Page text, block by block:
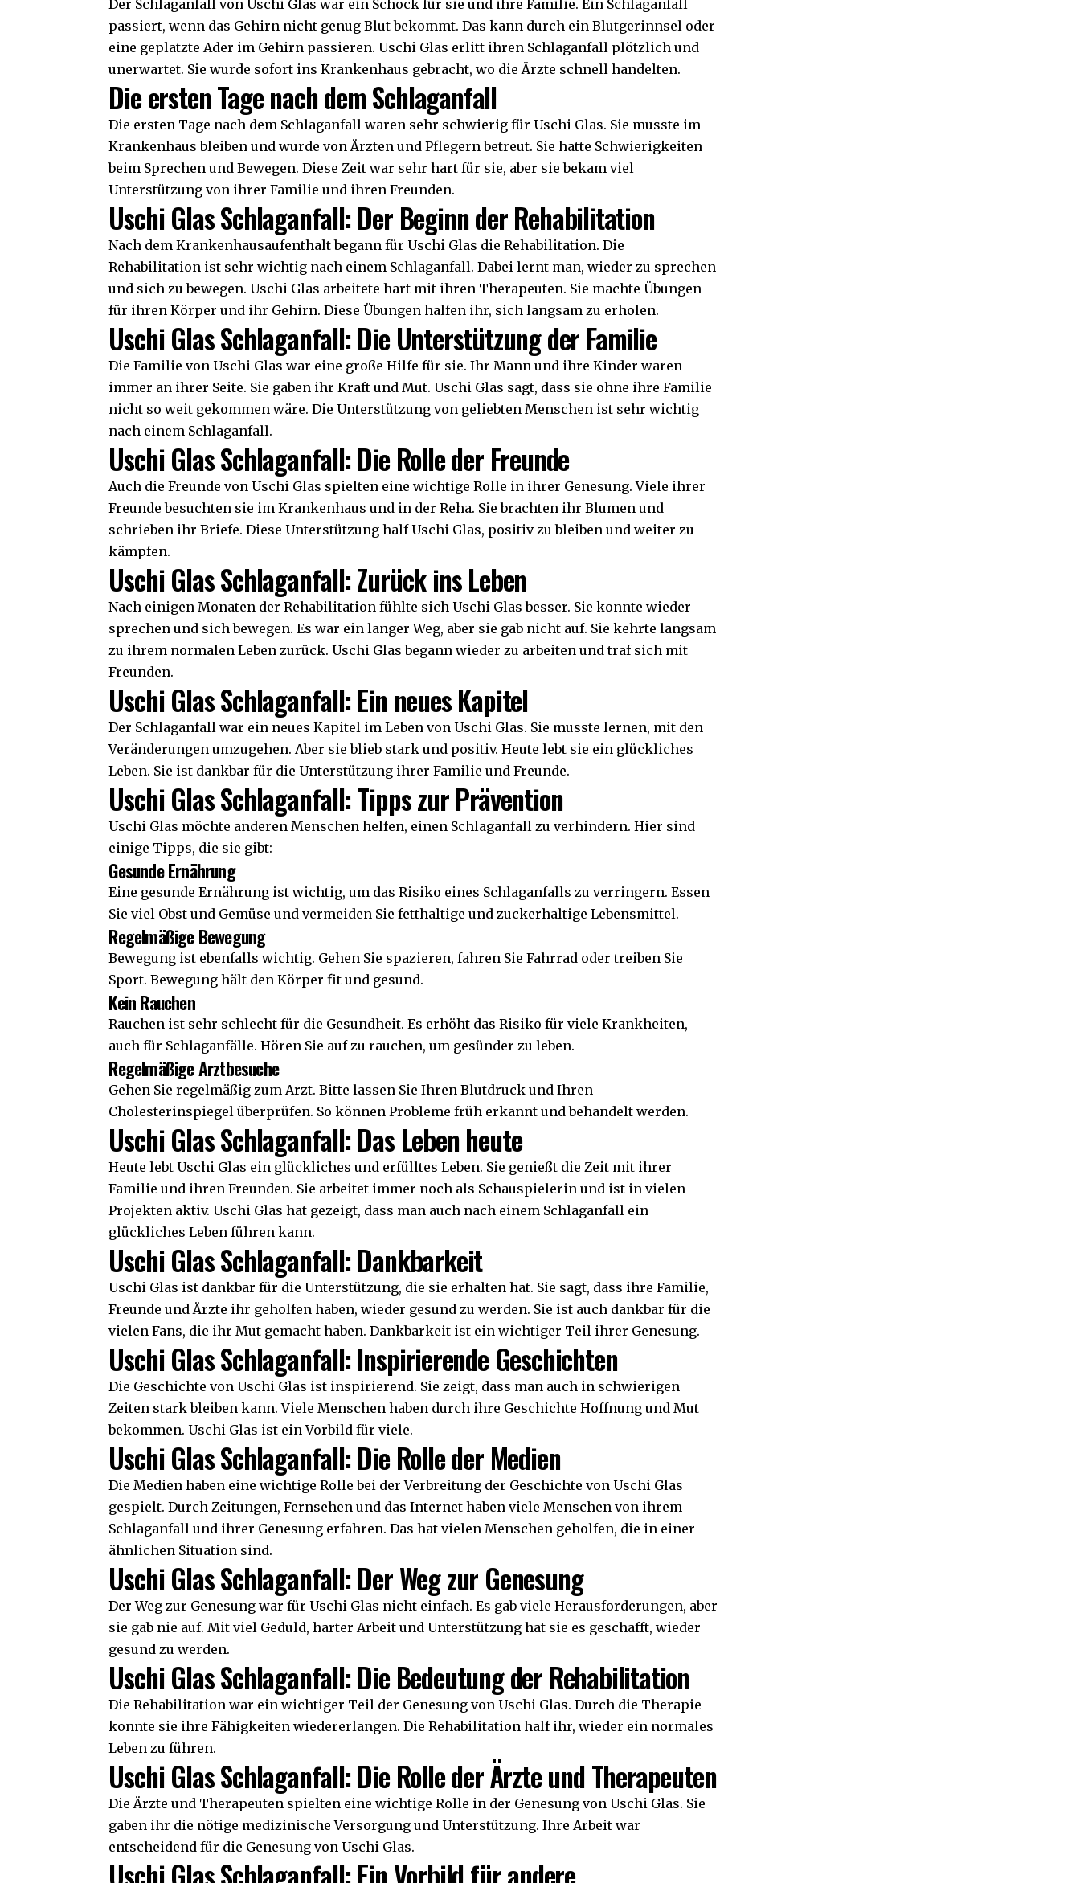
Der Schlaganfall von Uschi Glas war ein Schock für sie und ihre Familie. Ein Schlaganfall
passiert, wenn das Gehirn nicht genug Blut bekommt. Das kann durch ein Blutgerinnsel oder
eine geplatzte Ader im Gehirn passieren. Uschi Glas erlitt ihren Schlaganfall plötzlich und
unerwartet. Sie wurde sofort ins Krankenhaus gebracht, wo die Ärzte schnell handelten.
Die ersten Tage nach dem Schlaganfall
Die ersten Tage nach dem Schlaganfall waren sehr schwierig für Uschi Glas. Sie musste im
Krankenhaus bleiben und wurde von Ärzten und Pflegern betreut. Sie hatte Schwierigkeiten
beim Sprechen und Bewegen. Diese Zeit war sehr hart für sie, aber sie bekam viel
Unterstützung von ihrer Familie und ihren Freunden.
Uschi Glas Schlaganfall: Der Beginn der Rehabilitation
Nach dem Krankenhausaufenthalt begann für Uschi Glas die Rehabilitation. Die
Rehabilitation ist sehr wichtig nach einem Schlaganfall. Dabei lernt man, wieder zu sprechen
und sich zu bewegen. Uschi Glas arbeitete hart mit ihren Therapeuten. Sie machte Übungen
für ihren Körper und ihr Gehirn. Diese Übungen halfen ihr, sich langsam zu erholen.
Uschi Glas Schlaganfall: Die Unterstützung der Familie
Die Familie von Uschi Glas war eine große Hilfe für sie. Ihr Mann und ihre Kinder waren
immer an ihrer Seite. Sie gaben ihr Kraft und Mut. Uschi Glas sagt, dass sie ohne ihre Familie
nicht so weit gekommen wäre. Die Unterstützung von geliebten Menschen ist sehr wichtig
nach einem Schlaganfall.
Uschi Glas Schlaganfall: Die Rolle der Freunde
Auch die Freunde von Uschi Glas spielten eine wichtige Rolle in ihrer Genesung. Viele ihrer
Freunde besuchten sie im Krankenhaus und in der Reha. Sie brachten ihr Blumen und
schrieben ihr Briefe. Diese Unterstützung half Uschi Glas, positiv zu bleiben und weiter zu
kämpfen.
Uschi Glas Schlaganfall: Zurück ins Leben
Nach einigen Monaten der Rehabilitation fühlte sich Uschi Glas besser. Sie konnte wieder
sprechen und sich bewegen. Es war ein langer Weg, aber sie gab nicht auf. Sie kehrte langsam
zu ihrem normalen Leben zurück. Uschi Glas begann wieder zu arbeiten und traf sich mit
Freunden.
Uschi Glas Schlaganfall: Ein neues Kapitel
Der Schlaganfall war ein neues Kapitel im Leben von Uschi Glas. Sie musste lernen, mit den
Veränderungen umzugehen. Aber sie blieb stark und positiv. Heute lebt sie ein glückliches
Leben. Sie ist dankbar für die Unterstützung ihrer Familie und Freunde.
Uschi Glas Schlaganfall: Tipps zur Prävention
Uschi Glas möchte anderen Menschen helfen, einen Schlaganfall zu verhindern. Hier sind
einige Tipps, die sie gibt:
Gesunde Ernährung
Eine gesunde Ernährung ist wichtig, um das Risiko eines Schlaganfalls zu verringern. Essen
Sie viel Obst und Gemüse und vermeiden Sie fetthaltige und zuckerhaltige Lebensmittel.
Regelmäßige Bewegung
Bewegung ist ebenfalls wichtig. Gehen Sie spazieren, fahren Sie Fahrrad oder treiben Sie
Sport. Bewegung hält den Körper fit und gesund.
Kein Rauchen
Rauchen ist sehr schlecht für die Gesundheit. Es erhöht das Risiko für viele Krankheiten,
auch für Schlaganfälle. Hören Sie auf zu rauchen, um gesünder zu leben.
Regelmäßige Arztbesuche
Gehen Sie regelmäßig zum Arzt. Bitte lassen Sie Ihren Blutdruck und Ihren
Cholesterinspiegel überprüfen. So können Probleme früh erkannt und behandelt werden.
Uschi Glas Schlaganfall: Das Leben heute
Heute lebt Uschi Glas ein glückliches und erfülltes Leben. Sie genießt die Zeit mit ihrer
Familie und ihren Freunden. Sie arbeitet immer noch als Schauspielerin und ist in vielen
Projekten aktiv. Uschi Glas hat gezeigt, dass man auch nach einem Schlaganfall ein
glückliches Leben führen kann.
Uschi Glas Schlaganfall: Dankbarkeit
Uschi Glas ist dankbar für die Unterstützung, die sie erhalten hat. Sie sagt, dass ihre Familie,
Freunde und Ärzte ihr geholfen haben, wieder gesund zu werden. Sie ist auch dankbar für die
vielen Fans, die ihr Mut gemacht haben. Dankbarkeit ist ein wichtiger Teil ihrer Genesung.
Uschi Glas Schlaganfall: Inspirierende Geschichten
Die Geschichte von Uschi Glas ist inspirierend. Sie zeigt, dass man auch in schwierigen
Zeiten stark bleiben kann. Viele Menschen haben durch ihre Geschichte Hoffnung und Mut
bekommen. Uschi Glas ist ein Vorbild für viele.
Uschi Glas Schlaganfall: Die Rolle der Medien
Die Medien haben eine wichtige Rolle bei der Verbreitung der Geschichte von Uschi Glas
gespielt. Durch Zeitungen, Fernsehen und das Internet haben viele Menschen von ihrem
Schlaganfall und ihrer Genesung erfahren. Das hat vielen Menschen geholfen, die in einer
ähnlichen Situation sind.
Uschi Glas Schlaganfall: Der Weg zur Genesung
Der Weg zur Genesung war für Uschi Glas nicht einfach. Es gab viele Herausforderungen, aber
sie gab nie auf. Mit viel Geduld, harter Arbeit und Unterstützung hat sie es geschafft, wieder
gesund zu werden.
Uschi Glas Schlaganfall: Die Bedeutung der Rehabilitation
Die Rehabilitation war ein wichtiger Teil der Genesung von Uschi Glas. Durch die Therapie
konnte sie ihre Fähigkeiten wiedererlangen. Die Rehabilitation half ihr, wieder ein normales
Leben zu führen.
Uschi Glas Schlaganfall: Die Rolle der Ärzte und Therapeuten
Die Ärzte und Therapeuten spielten eine wichtige Rolle in der Genesung von Uschi Glas. Sie
gaben ihr die nötige medizinische Versorgung und Unterstützung. Ihre Arbeit war
entscheidend für die Genesung von Uschi Glas.